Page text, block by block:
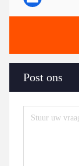
Post ons